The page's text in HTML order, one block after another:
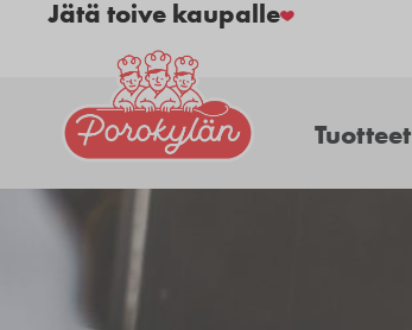
Jätä toive kaupalle
Tuotteet